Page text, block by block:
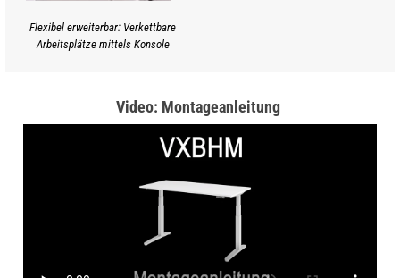
Flexibel erweiterbar: Verkettbare
Arbeitsplätze mittels Konsole
Video: Montageanleitung